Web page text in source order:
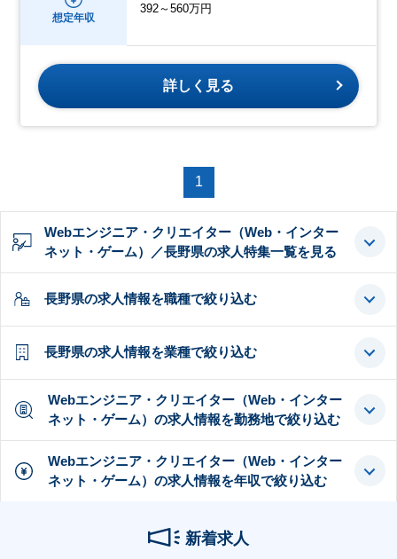
想定年収
392～560万円
詳しく見る
1
Webエンジニア・クリエイター（Web・インター
ネット・ゲーム）／長野県の求人特集一覧を見る
長野県の求人情報を職種で絞り込む
長野県の求人情報を業種で絞り込む
Webエンジニア・クリエイター（Web・インター
ネット・ゲーム）の求人情報を勤務地で絞り込む
Webエンジニア・クリエイター（Web・インター
ネット・ゲーム）の求人情報を年収で絞り込む
新着求人